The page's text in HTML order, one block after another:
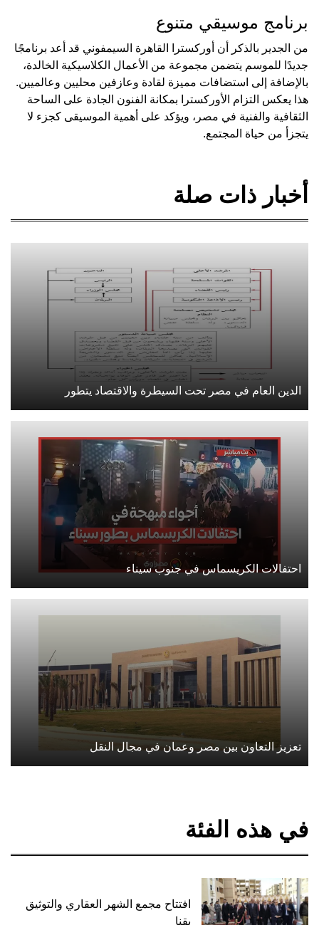
برنامج موسيقي متنوع
من الجدير بالذكر أن أوركسترا القاهرة السيمفوني قد أعد برنامجًا
جديدًا للموسم يتضمن مجموعة من الأعمال الكلاسيكية الخالدة،
بالإضافة إلى استضافات مميزة لقادة وعازفين محليين وعالميين.
هذا يعكس التزام الأوركسترا بمكانة الفنون الجادة على الساحة
الثقافية والفنية في مصر، ويؤكد على أهمية الموسيقى كجزء لا
يتجزأ من حياة المجتمع.
أخبار ذات صلة
الدين العام في مصر تحت السيطرة والاقتصاد يتطور
احتفالات الكريسماس في جنوب سيناء
تعزيز التعاون بين مصر وعمان في مجال النقل
في هذه الفئة
افتتاح مجمع الشهر العقاري والتوثيق
بقنا